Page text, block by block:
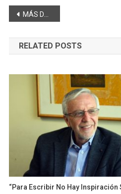
Navegación
de
entradas
MÁS DE 6 MIL FAMILIAS DE CHIMBORAZO EN SEGUNDO MÓDULO DE BUENAS PRÁCTICAS
RELATED POSTS
“Para Escribir No Hay Inspiración